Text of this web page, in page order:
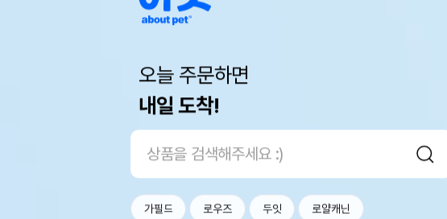
오늘 주문하면
내일 도착!
가필드 로우즈 두잇 로얄캐닌